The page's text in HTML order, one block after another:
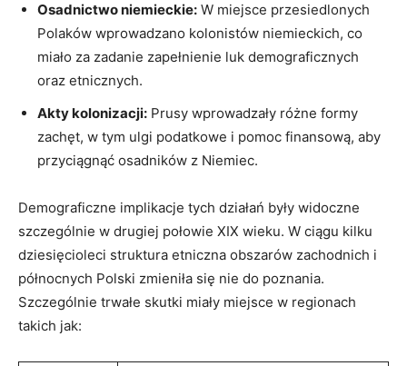
Osadnictwo niemieckie: W miejsce przesiedlonych
⁤Polaków wprowadzano kolonistów niemieckich, co
miało za zadanie zapełnienie luk demograficznych
oraz etnicznych.
Akty kolonizacji: Prusy​ wprowadzały różne formy
zachęt, w tym ulgi podatkowe i pomoc finansową, aby
przyciągnąć osadników⁢ z Niemiec.
Demograficzne implikacje tych działań⁢ były widoczne
szczególnie w drugiej połowie XIX wieku. W ciągu kilku
dziesięcioleci struktura etniczna obszarów ‍zachodnich i
północnych Polski zmieniła się nie do poznania.
Szczególnie‌ trwałe skutki miały miejsce w regionach
takich jak: